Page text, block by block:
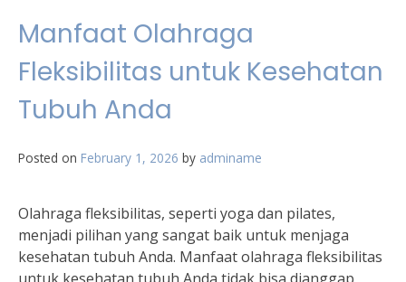
Manfaat Olahraga
Fleksibilitas untuk Kesehatan
Tubuh Anda
Posted on February 1, 2026 by adminame
Olahraga fleksibilitas, seperti yoga dan pilates,
menjadi pilihan yang sangat baik untuk menjaga
kesehatan tubuh Anda. Manfaat olahraga fleksibilitas